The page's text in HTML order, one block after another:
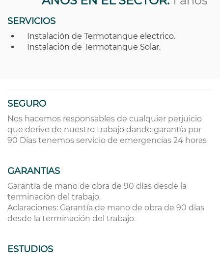
SERVICIOS
Instalación de Termotanque electrico.
Instalación de Termotanque Solar.
SEGURO
Nos hacemos responsables de cualquier perjuicio
que derive de nuestro trabajo dando garantía por
90 Días tenemos servicio de emergencias 24 horas
GARANTIAS
Garantía de mano de obra de 90 días desde la
terminación del trabajo.
Aclaraciones: Garantía de mano de obra de 90 días
desde la terminación del trabajo.
ESTUDIOS